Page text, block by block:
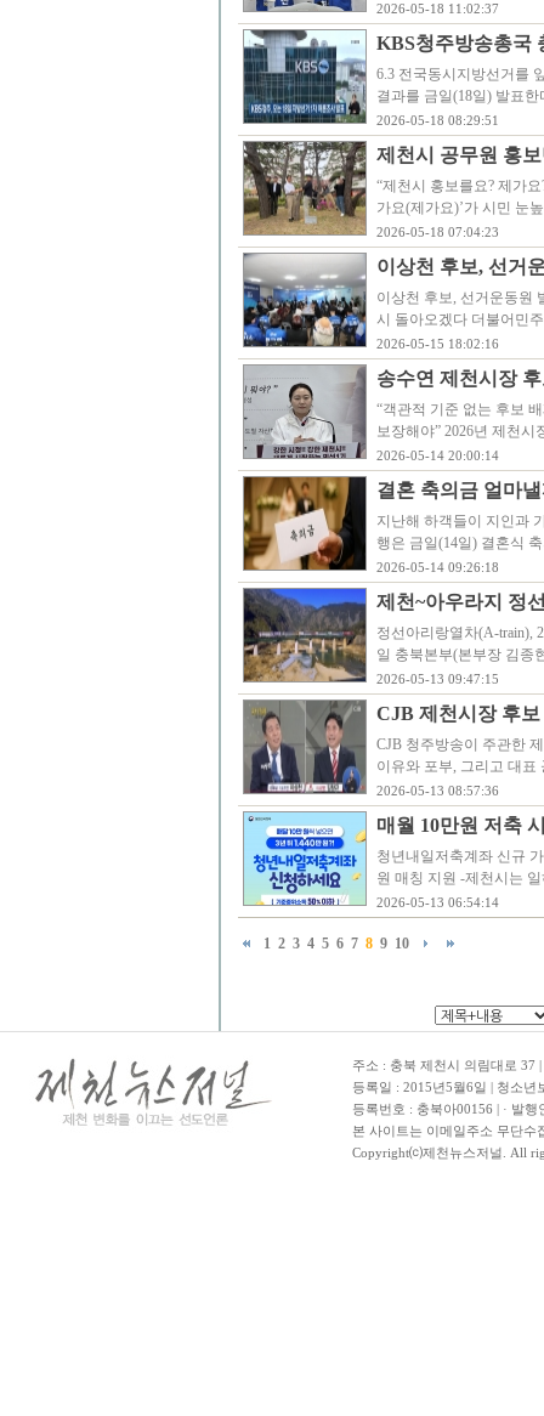
2026-05-18 11:02:37
KBS청주방송총국
6.3 전국동시지방선거를
결과를 금일(18일) 발표
2026-05-18 08:29:51
제천시 공무원 홍보
“제천시 홍보를요? 제가
가요(제가요)’가 시민 눈
2026-05-18 07:04:23
이상천 후보, 선거
이상천 후보, 선거운동원
시 돌아오겠다 더불어민
2026-05-15 18:02:16
송수연 제천시장
“객관적 기준 없는 후보
보장해야” 2026년 제천
2026-05-14 20:00:14
결혼 축의금 얼마
지난해 하객들이 지인과
행은 금일(14일) 결혼식
2026-05-14 09:26:18
제천~아우라지 정
정선아리랑열차(A-train),
일 충북본부(본부장 김종
2026-05-13 09:47:15
CJB 제천시장 후
CJB 청주방송이 주관한
이유와 포부, 그리고 대
2026-05-13 08:57:36
매월 10만원 저축
청년내일저축계좌 신규
원 매칭 지원 -제천시는
2026-05-13 06:54:14
1 2 3 4 5 6 7 8 9 10
주소 : 충북 제천시 의림대로 37
등록일 : 2015년5월6일 | 청소
등록번호 : 충북아00156 | · 발
본 사이트는 이메일주소 무단수
Copyright⒞제천뉴스저널. All